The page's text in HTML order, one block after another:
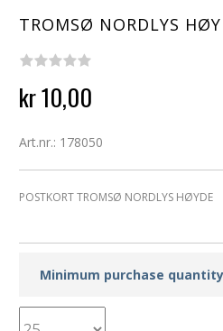
TROMSØ NORDLYS
kr 10,00
Art.nr.: 178050
POSTKORT TROMSØ NORDLYS HØYDE
Minimum purchase